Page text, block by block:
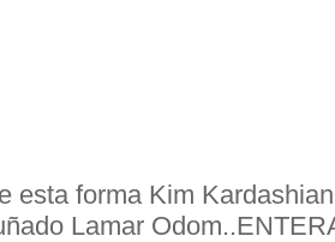
esta forma Kim
Lamar